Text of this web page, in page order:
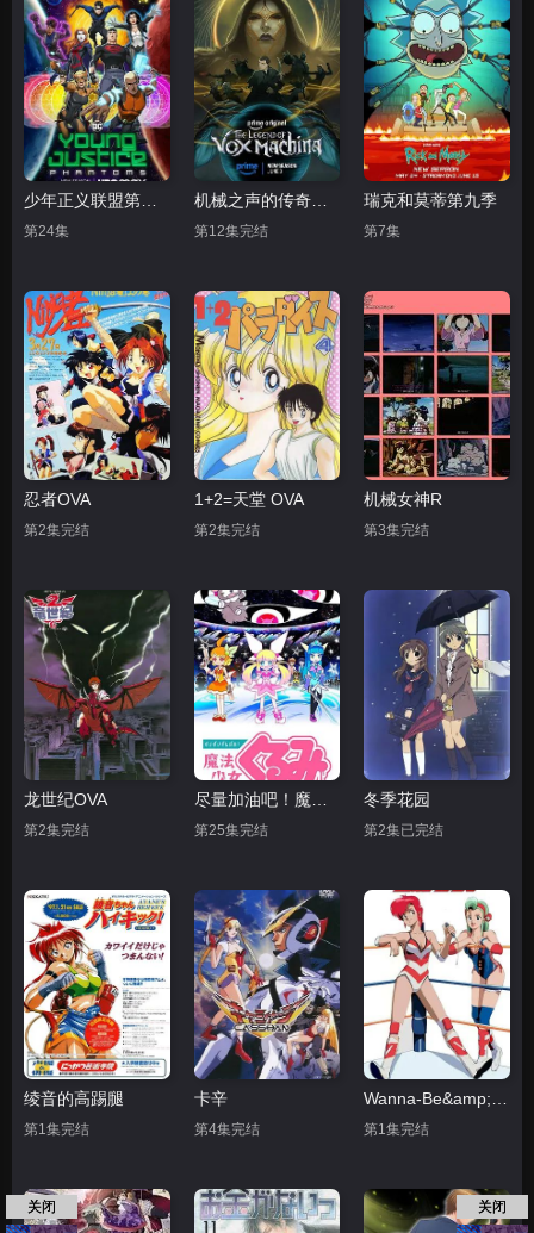
第24集
机械之声的传奇第四季
第12集完结
瑞克和莫蒂第九季
第7集
忍者OVA
第2集完结
1+2=天堂 OVA
第2集完结
机械女神R
第3集完结
龙世纪OVA
第2集完结 第25集完结
冬季花园
第2集已完结
绫音的高踢腿
第1集完结
卡辛
第4集完结 第1集完结
关闭 关闭